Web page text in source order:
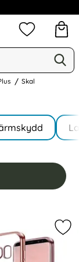
Mina
Skal
Galaxy S8 Plus